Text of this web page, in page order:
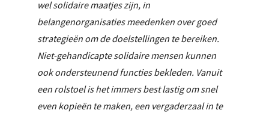
wel solidaire maatjes zijn, in
belangenorganisaties meedenken over goed
strategieën om de doelstellingen te bereiken.
Niet-gehandicapte solidaire mensen kunnen
ook ondersteunend functies bekleden. Vanuit
een rolstoel is het immers best lastig om snel
even kopieën te maken, een vergaderzaal in te